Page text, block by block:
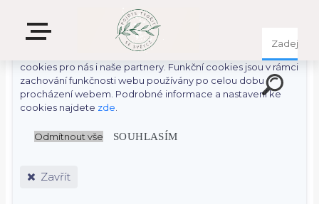
S cílem usnadnit uživatelům používat naše webové stránky
využíváme cookies. Kliknutím na tlačítko "OK" souhlasíte s
použitím preferenčních, statistických i marketingových
cookies pro nás i naše partnery. Funkční cookies jsou v rámci
zachování funkčnosti webu používány po celou dobu
procházení webem. Podrobné informace a nastavení ke
cookies najdete zde
Odmítnout vše SOUHLASÍM
Zavřít